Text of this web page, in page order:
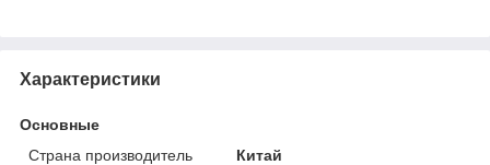
Характеристики
Основные
Страна производитель
Китай